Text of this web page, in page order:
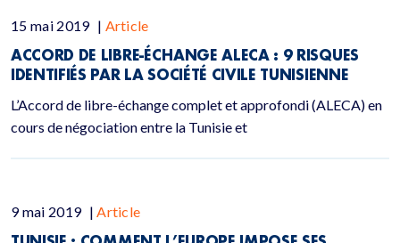
15 mai 2019 | Article
ACCORD DE LIBRE-ÉCHANGE ALECA : 9 RISQUES
IDENTIFIÉS PAR LA SOCIÉTÉ CIVILE TUNISIENNE
L’Accord de libre-échange complet et approfondi (ALECA) en
cours de négociation entre la Tunisie et
9 mai 2019 | Article